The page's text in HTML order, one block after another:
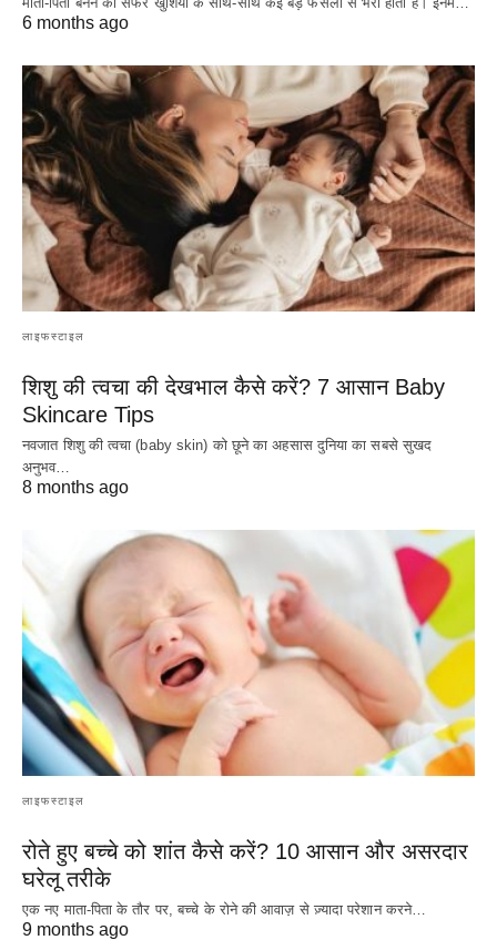
6 months ago
लाइफस्टाइल
शिशु की त्वचा की देखभाल कैसे करें? 7 आसान Baby
Skincare Tips
नवजात शिशु की त्वचा (baby skin) को छूने का अहसास दुनिया का सबसे सुखद
अनुभव…
8 months ago
लाइफस्टाइल
रोते हुए बच्चे को शांत कैसे करें? 10 आसान और असरदार
घरेलू तरीके
एक नए माता-पिता के तौर पर, बच्चे के रोने की आवाज़ से ज़्यादा परेशान करने…
9 months ago